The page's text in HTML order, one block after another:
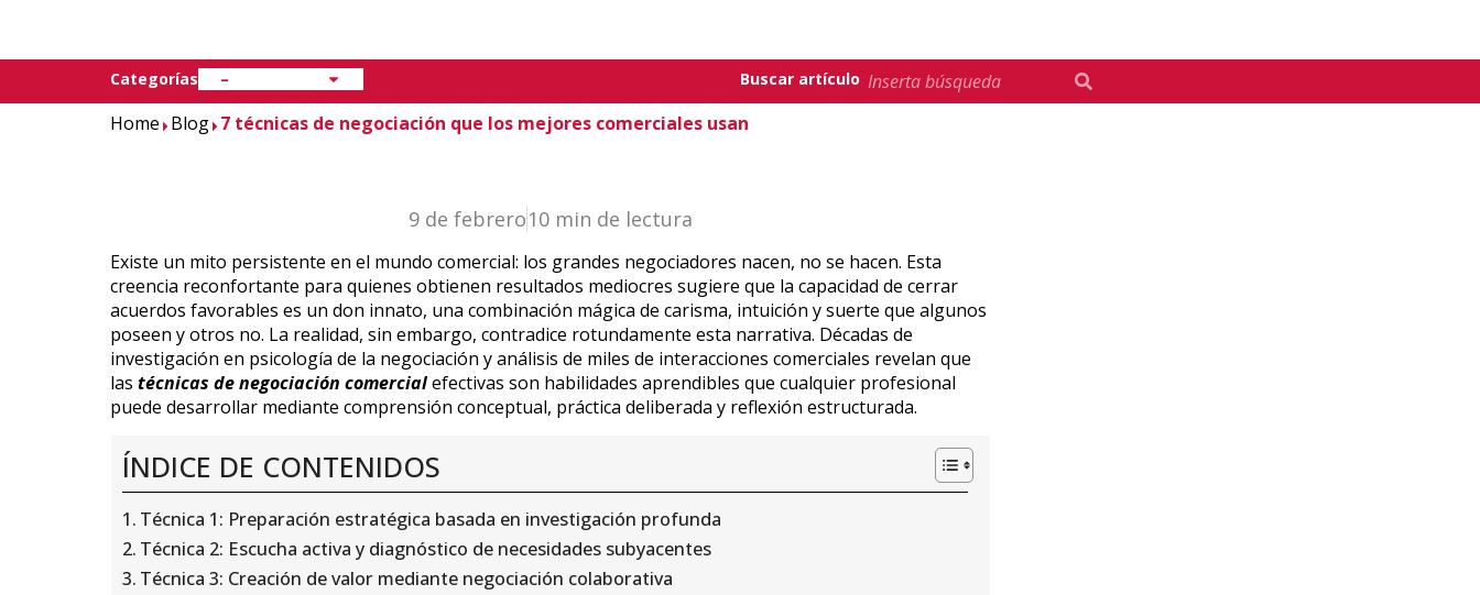
Categorías – Buscar artículo
Home Blog 7 técnicas de negociación que los mejores comerciales usan
9 de febrero10 min de lectura
Existe un mito persistente en el mundo comercial: los grandes negociadores nacen, no se hacen. Esta
creencia reconfortante para quienes obtienen resultados mediocres sugiere que la capacidad de cerrar
acuerdos favorables es un don innato, una combinación mágica de carisma, intuición y suerte que algunos
poseen y otros no. La realidad, sin embargo, contradice rotundamente esta narrativa. Décadas de
investigación en psicología de la negociación y análisis de miles de interacciones comerciales revelan que
las técnicas de negociación comercialefectivas son habilidades aprendibles que cualquier profesional
puede desarrollar mediante comprensión conceptual, práctica deliberada y reflexión estructurada.
ÍNDICE DE CONTENIDOS
Técnica 1: Preparación estratégica basada en investigación profunda
Técnica 2: Escucha activa y diagnóstico de necesidades subyacentes
Técnica 3: Creación de valor mediante negociación colaborativa